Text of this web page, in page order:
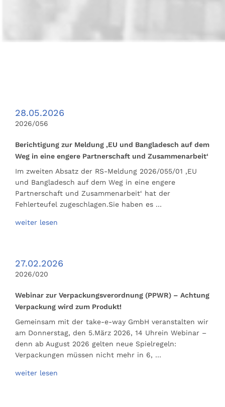
28.05.2026
2026/056
Berichtigung zur Meldung ‚EU und Bangladesch auf dem
Weg in eine engere Partnerschaft und Zusammenarbeit‘
Im zweiten Absatz der RS-Meldung 2026/055/01 ‚EU
und Bangladesch auf dem Weg in eine engere
Partnerschaft und Zusammenarbeit‘ hat der
Fehlerteufel zugeschlagen.Sie haben es …
weiter lesen
27.02.2026
2026/020
Webinar zur Verpackungsverordnung (PPWR) – Achtung
Verpackung wird zum Produkt!
Gemeinsam mit der take-e-way GmbH veranstalten wir
am Donnerstag, den 5.März 2026, 14 Uhrein Webinar –
denn ab August 2026 gelten neue Spielregeln:
Verpackungen müssen nicht mehr in 6, …
weiter lesen